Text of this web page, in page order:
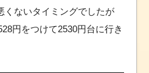
くないタイミングでしたが
円をつけて2530円台に行き